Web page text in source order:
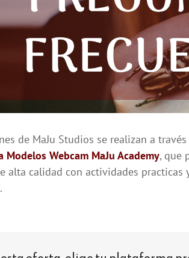
de MaJu Studios se realizan a
Modelos Webcam MaJu Academy, que
alta calidad con actividades